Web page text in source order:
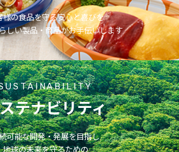
様の食品を守る安心と喜びを
しい製品・商品がお手伝いします
テナビリティ
可能な開発・発展を目指し
地球の未来を守るための